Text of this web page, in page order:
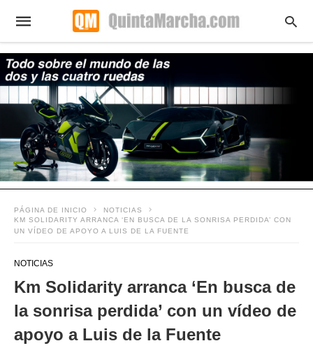
PÁGINA DE INICIO
NOTICIAS
KM SOLIDARITY ARRANCA ‘EN BUSCA DE LA SONRISA PERDIDA’ CON
UN VÍDEO DE APOYO A LUIS DE LA FUENTE
NOTICIAS
Km Solidarity arranca ‘En busca de
la sonrisa perdida’ con un vídeo de
apoyo a Luis de la Fuente